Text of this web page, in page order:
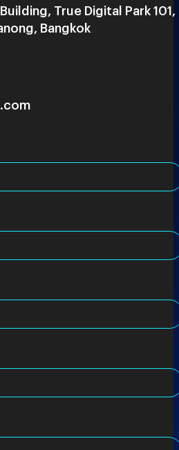
True Digital Park 101,
Bangkok